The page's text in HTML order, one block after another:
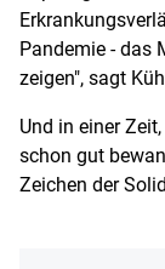
Pandemie - das
zeigen", sagt
Und in einer
schon gut
Zeichen der